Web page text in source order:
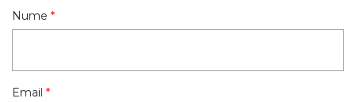
Nume *
Email *